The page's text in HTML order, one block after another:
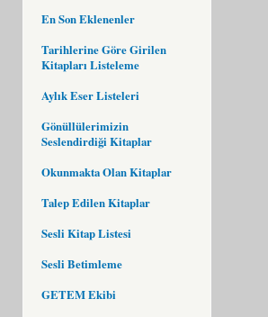
En Son Eklenenler
Tarihlerine Göre Girilen
Kitapları Listeleme
Aylık Eser Listeleri
Gönüllülerimizin
Seslendirdiği Kitaplar
Okunmakta Olan Kitaplar
Talep Edilen Kitaplar
Sesli Kitap Listesi
Sesli Betimleme
GETEM Ekibi